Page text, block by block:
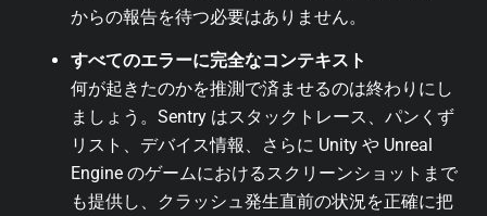
からの報告を待つ必要はありません。
すべてのエラーに完全なコンテキスト
何が起きたのかを推測で済ませるのは終わりにし
ましょう。Sentry はスタックトレース、パンくず
リスト、デバイス情報、さらに Unity や Unreal
Engine のゲームにおけるスクリーンショットまで
も提供し、クラッシュ発生直前の状況を正確に把